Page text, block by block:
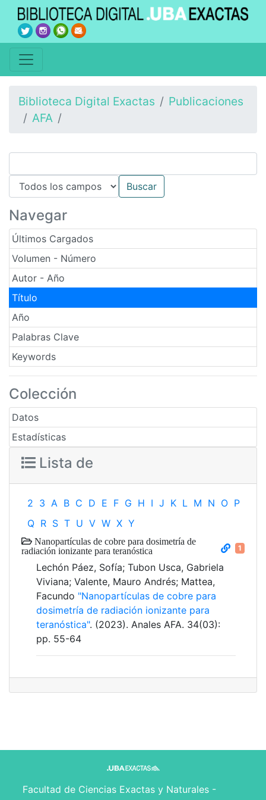
Biblioteca Digital Exactas
Publicaciones
AFA
Navegar
Últimos Cargados
Volumen - Número
Autor - Año
Título
Año
Palabras Clave
Keywords
Colección
Datos
Estadísticas
Lista de
2 3 A B C D E F G H I J K L M N O P
Q R S T U V W X Y
Nanopartículas de cobre para dosimetría de
radiación ionizante para teranóstica
1
Lechón Páez, Sofía; Tubon Usca, Gabriela
Viviana; Valente, Mauro Andrés; Mattea,
Facundo "Nanopartículas de cobre para
dosimetría de radiación ionizante para
teranóstica". (2023). Anales AFA. 34(03):
pp. 55-64
Facultad de Ciencias Exactas y Naturales -